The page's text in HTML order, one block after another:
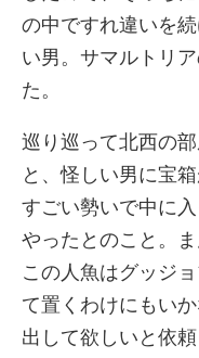
の中ですれ違いを
い男。サマルトリ
た。
巡り巡って北西の
と、怪しい男に宝
すごい勢いで中に
やったとのこと。
この人魚はグッジ
て置くわけにもい
出して欲しいと依